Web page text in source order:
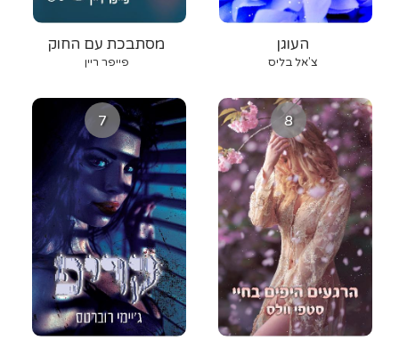
מסתבכת עם החוק
פייפר ריין
העוגן
צ'אל בליס
7 8